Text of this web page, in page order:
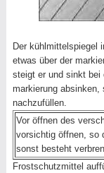
Der kühlmittelspiegel
etwas über der
steigt er und sinkt bei
markierung absinken,
nachzufüllen.
Vor öffnen des
vorsichtig öffnen, so
sonst besteht
Frostschutzmittel